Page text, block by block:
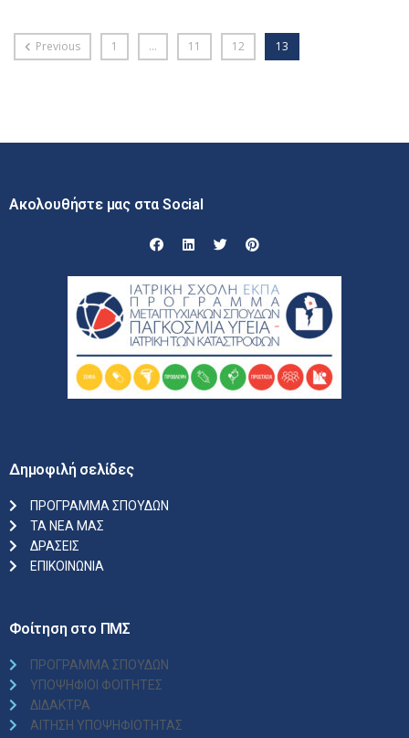
Previous 1 … 11 12 13
Ακολουθήστε μας στα Social
Δημοφιλή σελίδες
ΠΡΟΓΡΑΜΜΑ ΣΠΟΥΔΩΝ
ΤΑ ΝΕΑ ΜΑΣ
ΔΡΑΣΕΙΣ
ΕΠΙΚΟΙΝΩΝΙΑ
Φοίτηση στο ΠΜΣ
ΠΡΟΓΡΑΜΜΑ ΣΠΟΥΔΩΝ
ΥΠΟΨΗΦΙΟΙ ΦΟΙΤΗΤΕΣ
ΔΙΔΑΚΤΡΑ
ΑΙΤΗΣΗ ΥΠΟΨΗΦΙΟΤΗΤΑΣ